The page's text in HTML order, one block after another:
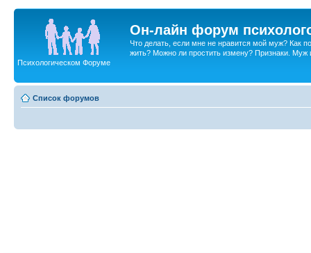
Он-лайн форум
Что делать, если мне не нравится мой муж? Как
жить? Можно ли простить измену? Признаки. Муж
Психологическом Форуме
Список форумов